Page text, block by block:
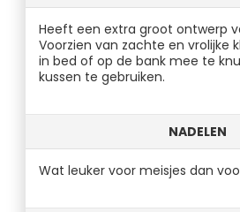
Heeft een extra groot ontwerp
Voorzien van zachte en vrolijke
in bed of op de bank mee te
kussen te gebruiken.
NADELEN
Wat leuker voor meisjes dan